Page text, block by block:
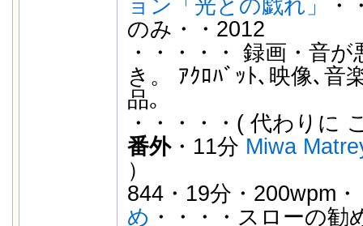
ョン「光との戯れ」
・
のみ・・2012
・・・・・ 録画・音
き。 ｱｸﾛﾊﾞｯﾄ､映像､音
品｡
・・・・・( 代わりに
番外・11分 Miwa
）
844・19分・200wpm・
め ・・・・スローの